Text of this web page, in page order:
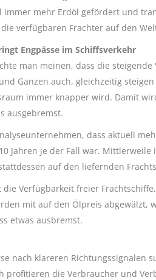
immer mehr Erdöl gefördert und
verfügbaren Frachter auf den
Engpässe im Schiffsverkehr
man meinen, dass die
Ganzen auch, gleichzeitig
immer knapper wird. Damit
ausgebremst.
dass aktuell
Jahren je der Fall war.
auf den liefernden
die Verfügbarkeit freier
mit auf den Ölpreis abgewälzt,
etwas ausbremst.
nach klareren Richtungssignalen
profitieren die Verbraucher und